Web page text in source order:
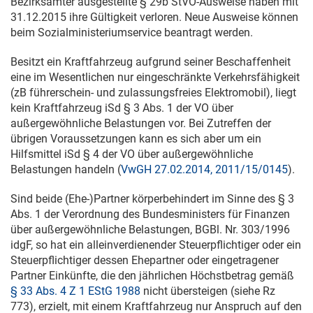
31.12.2015 ihre Gültigkeit verloren. Neue Ausweise können
beim Sozialministeriumservice beantragt werden.
Besitzt ein Kraftfahrzeug aufgrund seiner Beschaffenheit
eine im Wesentlichen nur eingeschränkte Verkehrsfähigkeit
(zB führerschein- und zulassungsfreies Elektromobil), liegt
kein Kraftfahrzeug iSd § 3 Abs. 1 der VO über
außergewöhnliche Belastungen vor. Bei Zutreffen der
übrigen Voraussetzungen kann es sich aber um ein
Hilfsmittel iSd § 4 der VO über außergewöhnliche
Belastungen handeln (VwGH 27.02.2014, 2011/15/0145).
Sind beide (Ehe-)Partner körperbehindert im Sinne des § 3
Abs. 1 der Verordnung des Bundesministers für Finanzen
über außergewöhnliche Belastungen, BGBl. Nr. 303/1996
idgF, so hat ein alleinverdienender Steuerpflichtiger oder ein
Steuerpflichtiger dessen Ehepartner oder eingetragener
Partner Einkünfte, die den jährlichen Höchstbetrag gemäß
§ 33 Abs. 4 Z 1 EStG 1988 nicht übersteigen (siehe Rz
773), erzielt, mit einem Kraftfahrzeug nur Anspruch auf den